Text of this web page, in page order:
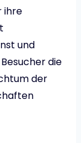
ihre
und
die
der